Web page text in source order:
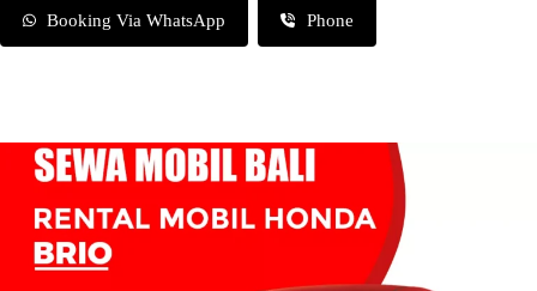
Booking Via WhatsApp Phone